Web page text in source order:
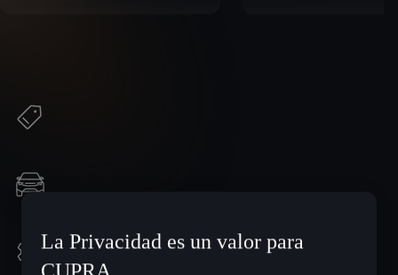
La Privacidad es un valor para